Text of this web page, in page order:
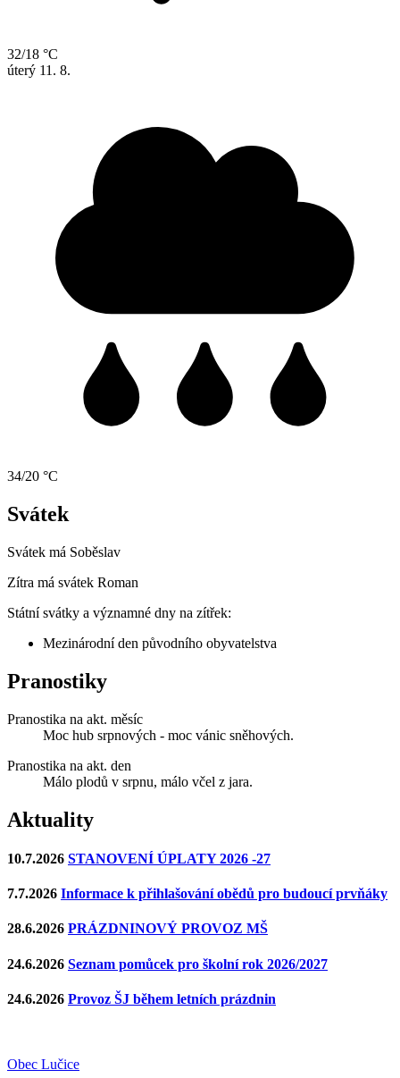
32/18 °C
úterý 11. 8.
34/20 °C
Svátek
Svátek má Soběslav
Zítra má svátek Roman
Státní svátky a významné dny na zítřek:
Mezinárodní den původního obyvatelstva
Pranostiky
Pranostika na akt. měsíc
Moc hub srpnových - moc vánic sněhových.
Pranostika na akt. den
Málo plodů v srpnu, málo včel z jara.
Aktuality
10.7.2026 STANOVENÍ ÚPLATY 2026 -27
7.7.2026 Informace k přihlašování obědů pro budoucí prvňáky
28.6.2026 PRÁZDNINOVÝ PROVOZ MŠ
24.6.2026 Seznam pomůcek pro školní rok 2026/2027
24.6.2026 Provoz ŠJ během letních prázdnin
Obec Lučice